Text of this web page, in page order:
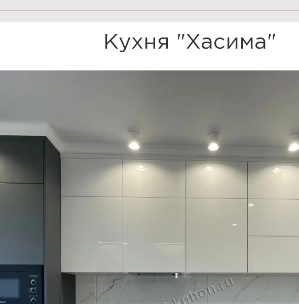
Кухня "Хасима"